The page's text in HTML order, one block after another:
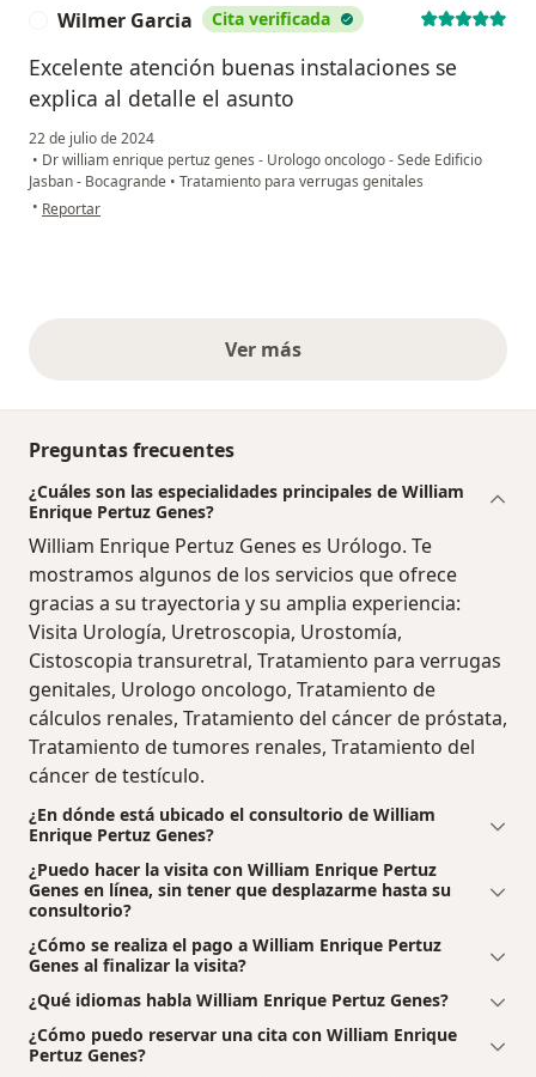
Wilmer Garcia Cita verificada
Excelente atención buenas instalaciones se
explica al detalle el asunto
22 de julio de 2024
• Dr william enrique pertuz genes - Urologo oncologo - Sede Edificio
Jasban - Bocagrande • Tratamiento para verrugas genitales
• en opinión del usuario Wilmer Garcia
Reportar
Ver másopiniones anteriores
Preguntas frecuentes
¿Cuáles son las especialidades principales de William
Enrique Pertuz Genes?
William Enrique Pertuz Genes es Urólogo. Te
mostramos algunos de los servicios que ofrece
gracias a su trayectoria y su amplia experiencia:
Visita Urología, Uretroscopia, Urostomía,
Cistoscopia transuretral, Tratamiento para verrugas
genitales, Urologo oncologo, Tratamiento de
cálculos renales, Tratamiento del cáncer de próstata,
Tratamiento de tumores renales, Tratamiento del
cáncer de testículo.
¿En dónde está ubicado el consultorio de William
Enrique Pertuz Genes?
¿Puedo hacer la visita con William Enrique Pertuz
Genes en línea, sin tener que desplazarme hasta su
consultorio?
¿Cómo se realiza el pago a William Enrique Pertuz
Genes al finalizar la visita?
¿Qué idiomas habla William Enrique Pertuz Genes?
¿Cómo puedo reservar una cita con William Enrique
Pertuz Genes?